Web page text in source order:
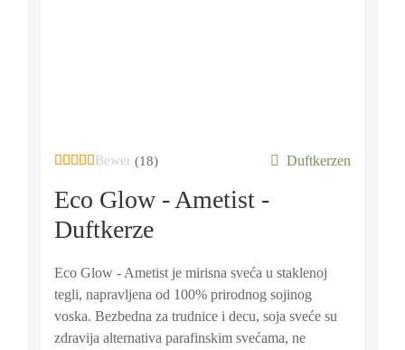
Bewertet mit von 5, basierend auf 18
(18) Duftkerzen
Eco Glow - Ametist -
Duftkerze
Eco Glow - Ametist je mirisna sveća u staklenoj
tegli, napravljena od 100% prirodnog sojinog
voska. Bezbedna za trudnice i decu, soja sveće su
zdravija alternativa parafinskim svećama, ne